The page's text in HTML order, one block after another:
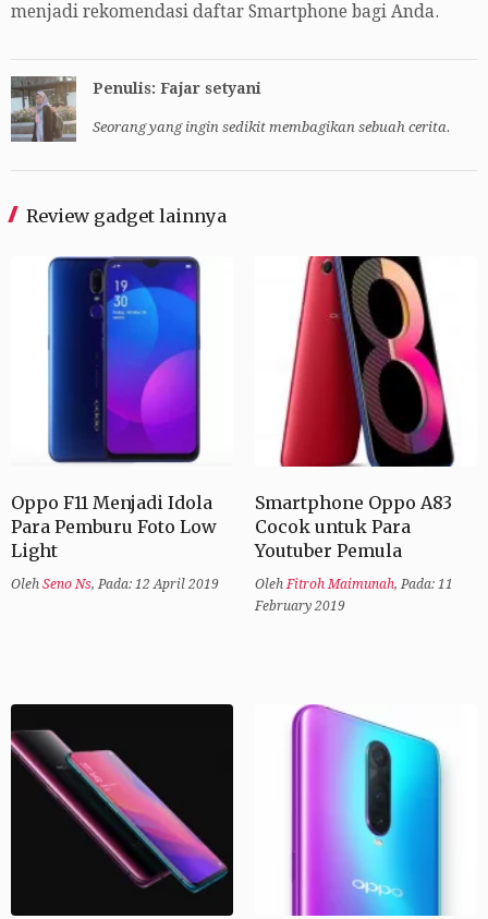
menjadi rekomendasi daftar Smartphone bagi Anda.
Penulis: Fajar setyani
Seorang yang ingin sedikit membagikan sebuah cerita.
Review gadget lainnya
Oppo F11 Menjadi Idola
Para Pemburu Foto Low
Light
Oleh Seno Ns,Pada: 12 April 2019
Smartphone Oppo A83
Cocok untuk Para
Youtuber Pemula
OlehFitroh Maimunah,Pada: 11
February 2019